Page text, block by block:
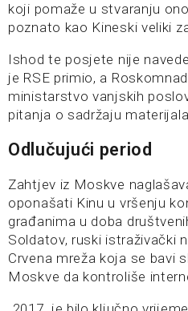
koji pomaže u stvaranju
poznato kao Kineski veliki
Ishod te posjete nije
je RSE primio, a
ministarstvo vanjskih
pitanja o sadržaju
Odlučujući period
Zahtjev iz Moskve
oponašati Kinu u vršenju
građanima u doba
Soldatov, ruski istraživački
Crvena mreža koja se bavi
Moskve da kontroliše